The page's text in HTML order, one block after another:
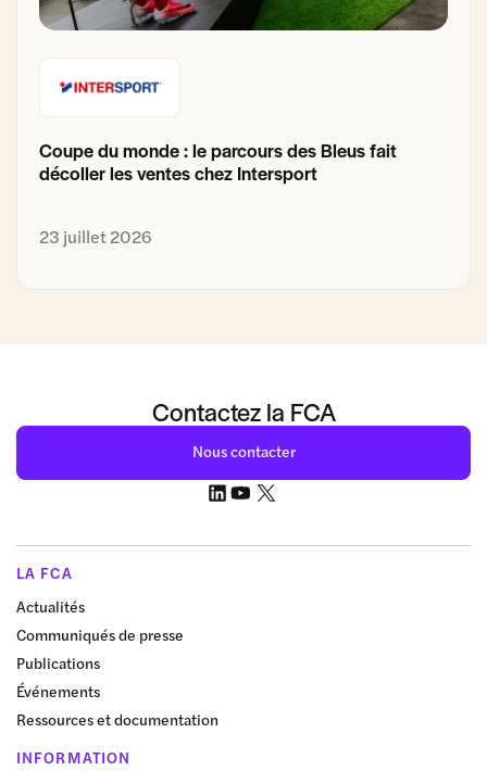
Coupe du monde : le parcours des Bleus fait
décoller les ventes chez Intersport
23 juillet 2026
Contactez la FCA
Nous contacter
LA FCA
Actualités
Communiqués de presse
Publications
Événements
Ressources et documentation
INFORMATION